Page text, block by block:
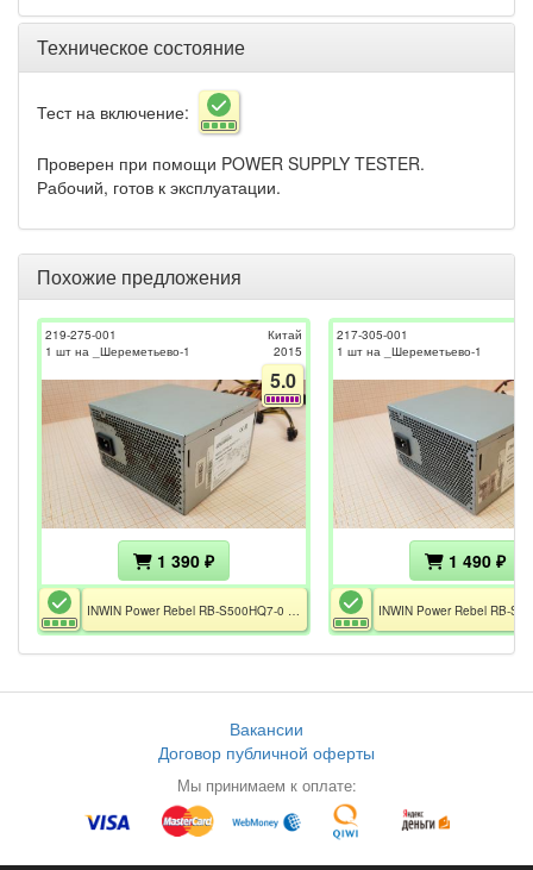
Техническое состояние
Тест на включение:
Проверен при помощи POWER SUPPLY TESTER.
Рабочий, готов к эксплуатации.
Похожие предложения
219-275-001
1 шт на _Шереметьево-1
Китай
2015
5.0
1 390 ₽
INWIN Power Rebel RB-S500HQ7-0 / P/N: 1DDA500HO00621 / 500W / ATX12V v2.2
217-305-001
1 шт на _Шереметьево-1
1 490 ₽
Вакансии
Договор публичной оферты
Мы принимаем к оплате: